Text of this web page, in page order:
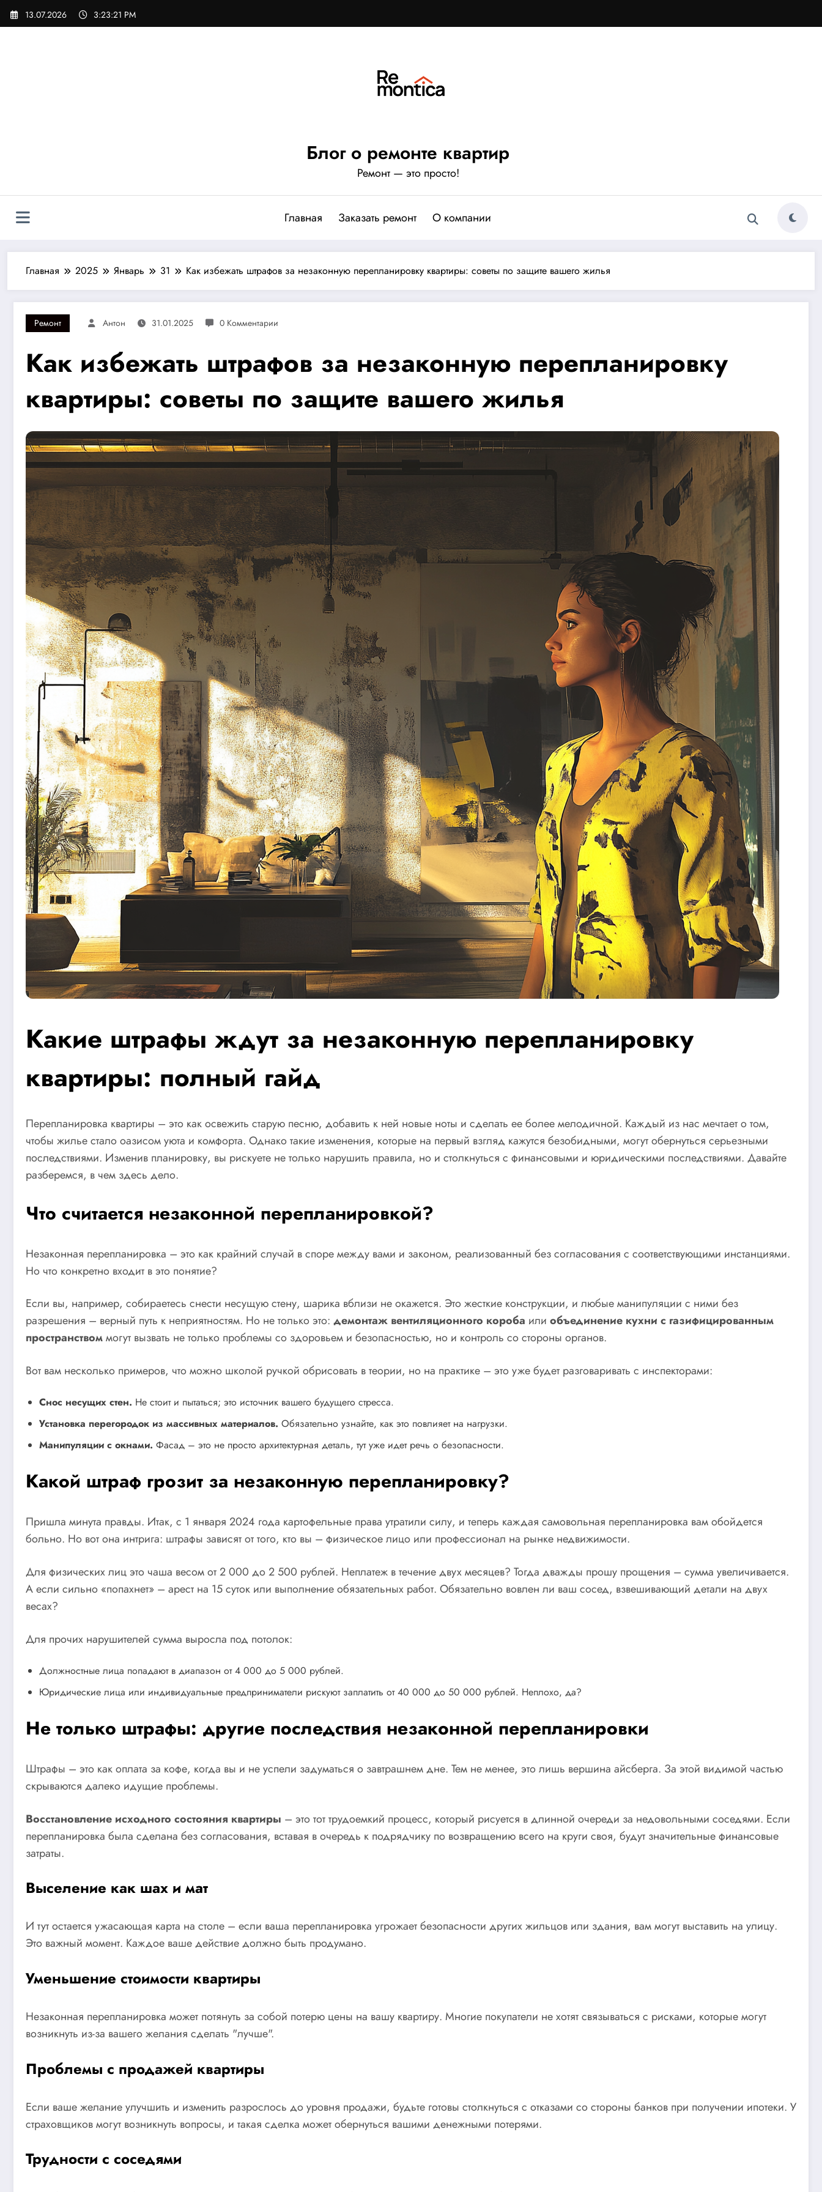
Перейти
13.07.2026 3:23:22 PM
Блог о ремонте квартир
Ремонт — это просто!
Главная Заказать ремонт О компании
Главная 2025 Январь 31 Как избежать штрафов за незаконную перепланировку квартиры: советы по защите вашего жилья
Ремонт Антон 31.01.2025 0 Комментарии
Как избежать штрафов за незаконную перепланировку
квартиры: советы по защите вашего жилья
Какие штрафы ждут за незаконную перепланировку
квартиры: полный гайд
Перепланировка квартиры – это как освежить старую песню, добавить к ней новые ноты и сделать ее более мелодичной. Каждый из нас мечтает о том,
чтобы жилье стало оазисом уюта и комфорта. Однако такие изменения, которые на первый взгляд кажутся безобидными, могут обернуться серьезными
последствиями. Изменив планировку, вы рискуете не только нарушить правила, но и столкнуться с финансовыми и юридическими последствиями. Давайте
разберемся, в чем здесь дело.
Что считается незаконной перепланировкой?
Незаконная перепланировка – это как крайний случай в споре между вами и законом, реализованный без согласования с соответствующими инстанциями.
Но что конкретно входит в это понятие?
Если вы, например, собираетесь снести несущую стену, шарика вблизи не окажется. Это жесткие конструкции, и любые манипуляции с ними без
разрешения – верный путь к неприятностям. Но не только это: демонтаж вентиляционного короба или объединение кухни с газифицированным
пространствоммогут вызвать не только проблемы со здоровьем и безопасностью, но и контроль со стороны органов.
Вот вам несколько примеров, что можно школой ручкой обрисовать в теории, но на практике – это уже будет разговаривать с инспекторами:
Снос несущих стен. Не стоит и пытаться; это источник вашего будущего стресса.
Установка перегородок из массивных материалов. Обязательно узнайте, как это повлияет на нагрузки.
Манипуляции с окнами. Фасад – это не просто архитектурная деталь, тут уже идет речь о безопасности.
Какой штраф грозит за незаконную перепланировку?
Пришла минута правды. Итак, с 1 января 2024 года картофельные права утратили силу, и теперь каждая самовольная перепланировка вам обойдется
больно. Но вот она интрига: штрафы зависят от того, кто вы – физическое лицо или профессионал на рынке недвижимости.
Для физических лиц это чаша весом от 2 000 до 2 500 рублей. Неплатеж в течение двух месяцев? Тогда дважды прошу прощения – сумма увеличивается.
А если сильно «попахнет» – арест на 15 суток или выполнение обязательных работ. Обязательно вовлен ли ваш сосед, взвешивающий детали на двух
весах?
Для прочих нарушителей сумма выросла под потолок:
Должностные лица попадают в диапазон от 4 000 до 5 000 рублей.
Юридические лица или индивидуальные предприниматели рискуют заплатить от 40 000 до 50 000 рублей. Неплохо, да?
Не только штрафы: другие последствия незаконной перепланировки
Штрафы – это как оплата за кофе, когда вы и не успели задуматься о завтрашнем дне. Тем не менее, это лишь вершина айсберга. За этой видимой частью
скрываются далеко идущие проблемы.
Восстановление исходного состояния квартиры – это тот трудоемкий процесс, который рисуется в длинной очереди за недовольными соседями. Если
перепланировка была сделана без согласования, вставая в очередь к подрядчику по возвращению всего на круги своя, будут значительные финансовые
затраты.
Выселение как шах и мат
И тут остается ужасающая карта на столе – если ваша перепланировка угрожает безопасности других жильцов или здания, вам могут выставить на улицу.
Это важный момент. Каждое ваше действие должно быть продумано.
Уменьшение стоимости квартиры
Незаконная перепланировка может потянуть за собой потерю цены на вашу квартиру. Многие покупатели не хотят связываться с рисками, которые могут
возникнуть из-за вашего желания сделать "лучше".
Проблемы с продажей квартиры
Если ваше желание улучшить и изменить разрослось до уровня продажи, будьте готовы столкнуться с отказами со стороны банков при получении ипотеки. У
страховщиков могут возникнуть вопросы, и такая сделка может обернуться вашими денежными потерями.
Трудности с соседями